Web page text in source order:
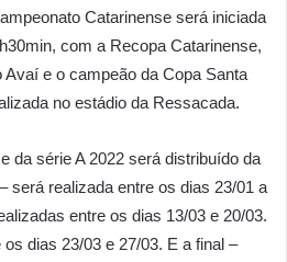
Catarinense será iniciada
com a Recopa Catarinense,
e o campeão da Copa Santa
no estádio da Ressacada.
da série A 2022 será distribuído da
será realizada entre os dias 23/01 a
entre os dias 13/03 e 20/03.
dias 23/03 e 27/03. E a final –